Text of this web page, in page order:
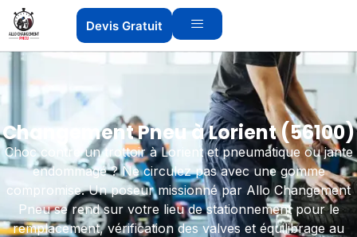
Devis Gratuit
Changement Pneu à Lorient (56100)
Choc contre un trottoir à Lorient et pneumatique ou jante
endommagé ? Ne circulez pas avec une gomme
compromise. Un poseur missionné par Allo Changement
Pneu se rend sur votre lieu de stationnement pour le
remplacement, vérification des valves et équilibrage au